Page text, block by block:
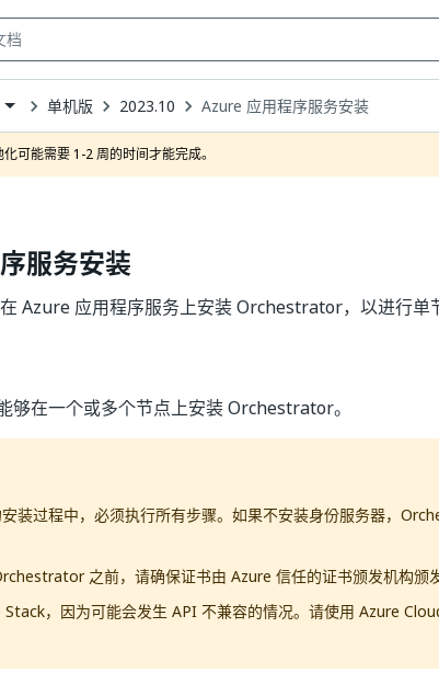
单机版 2023.10 Azure 应用程序服务安装
可能需要 1-2 周的时间才能完成。
服务安装
Azure 应用程序服务上安装 Orchestrator，以进行单
够在一个或多个节点上安装 Orchestrator。
装过程中，必须执行所有步骤。如果不安装身份服务器，
之前，请确保证书由 Azure 信任的证书颁发机构颁
，因为可能会发生 API 不兼容的情况。请使用 Azure